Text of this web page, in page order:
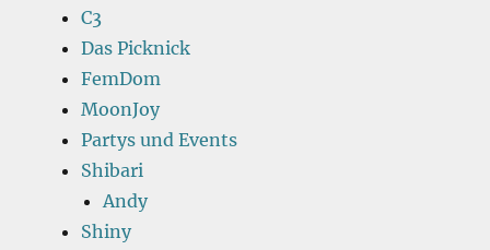
C3
Das Picknick
FemDom
MoonJoy
Partys und Events
Shibari
Andy
Shiny